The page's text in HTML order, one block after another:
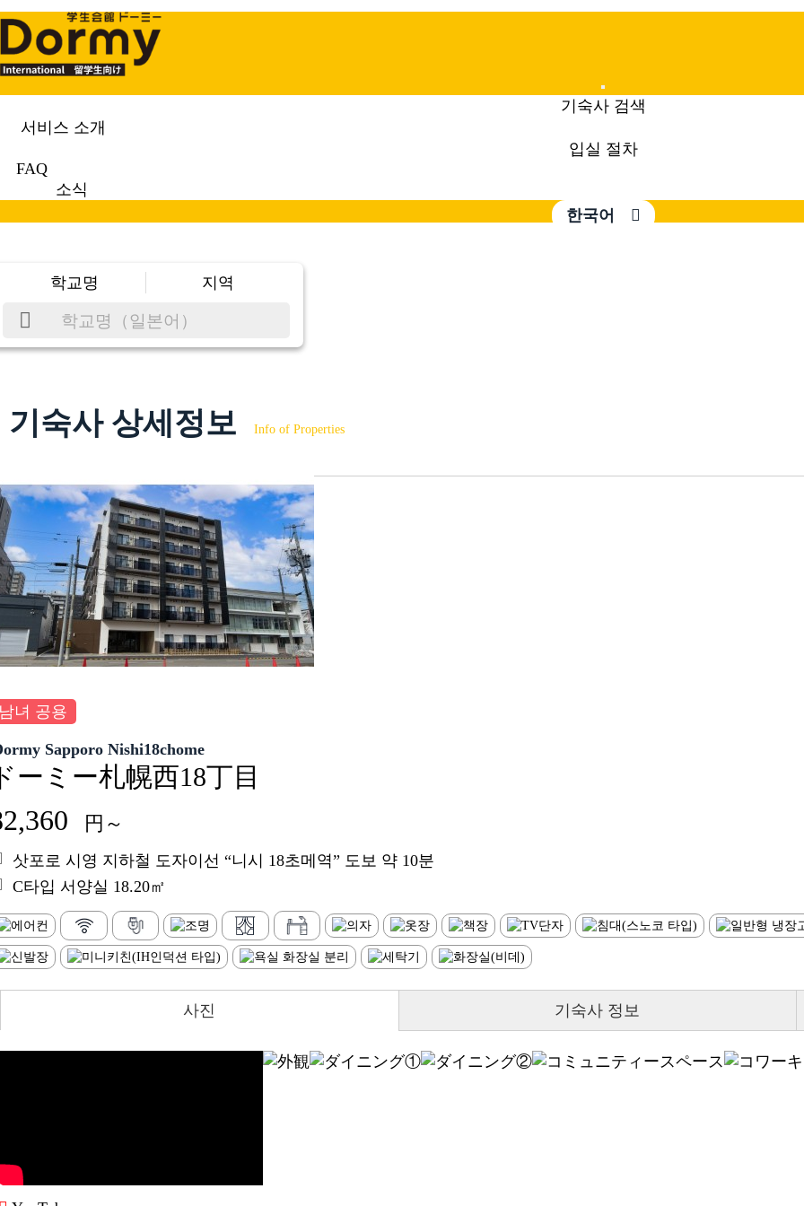
Mobile
Menu
기숙사 검색
서비스 소개
입실 절차
FAQ
소식
한국어
학교명 지역
기숙사 상세정보 Info of Properties
녀 공용
Sapporo Nishi18chome
ーミー札幌西18丁目
円～
삿포로 시영 지하철 도자이선 “니시 18초메역” 도보 약 10분
C타입 서양실 18.20㎡
사진 기숙사 정보